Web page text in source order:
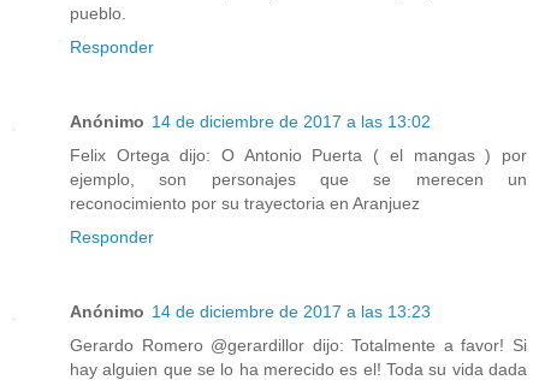
pueblo.
Responder
Anónimo 14 de diciembre de 2017 a las 13:02
Felix Ortega dijo: O Antonio Puerta ( el mangas ) por
ejemplo, son personajes que se merecen un
reconocimiento por su trayectoria en Aranjuez
Responder
Anónimo 14 de diciembre de 2017 a las 13:23
Gerardo Romero‏ @gerardillor dijo: Totalmente a favor! Si
hay alguien que se lo ha merecido es el! Toda su vida dada